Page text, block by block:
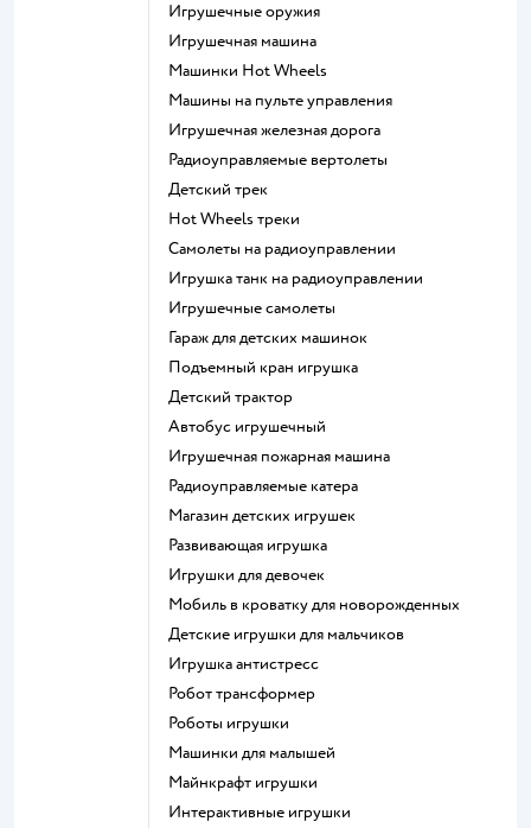
Игрушечные оружия
Игрушечная машина
Машинки Hot Wheels
Машины на пульте управления
Игрушечная железная дорога
Радиоуправляемые вертолеты
Детский трек
Hot Wheels треки
Самолеты на радиоуправлении
Игрушка танк на радиоуправлении
Игрушечные самолеты
Гараж для детских машинок
Подъемный кран игрушка
Детский трактор
Автобус игрушечный
Игрушечная пожарная машина
Радиоуправляемые катера
Магазин детских игрушек
Развивающая игрушка
Игрушки для девочек
Мобиль в кроватку для новорожденных
Детские игрушки для мальчиков
Игрушка антистресс
Робот трансформер
Роботы игрушки
Машинки для малышей
Майнкрафт игрушки
Интерактивные игрушки